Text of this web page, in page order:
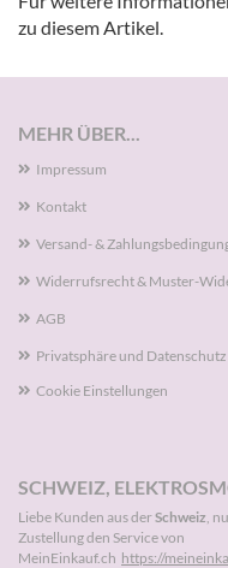
zu diesem Artikel.
MEHR ÜBER...
Impressum
Kontakt
Versand- &
Widerrufsrecht & Muster-
AGB
Privatsphäre und Datenschutz
Cookie Einstellungen
SCHWEIZ,
Liebe Kunden aus derSchweiz,
Zustellung den Service von
MeinEinkauf.ch https://